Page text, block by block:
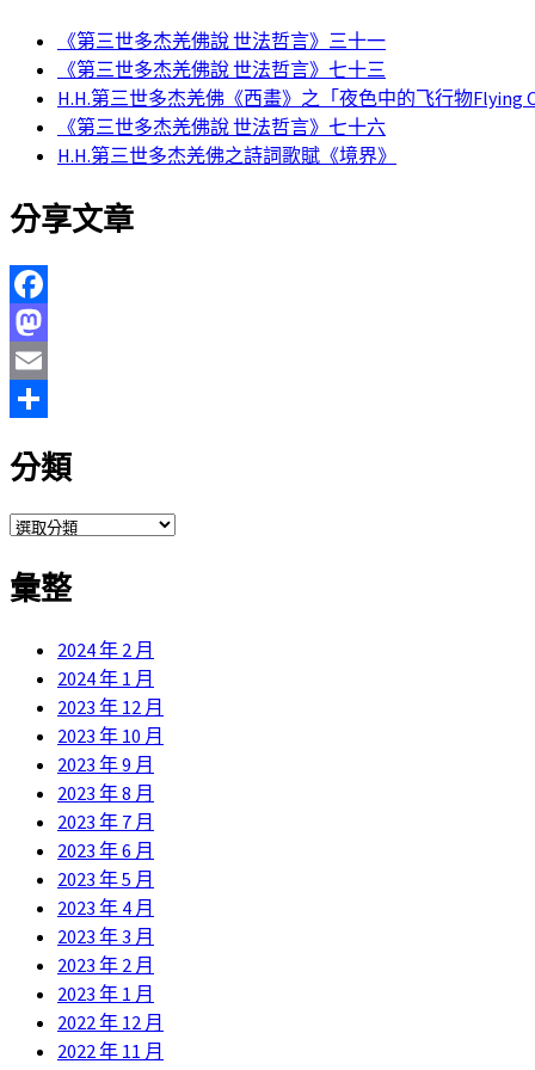
《第三世多杰羌佛說 世法哲言》三十一
《第三世多杰羌佛說 世法哲言》七十三
H.H.第三世多杰羌佛《西畫》之「夜色中的飞行物Flying
《第三世多杰羌佛說 世法哲言》七十六
H.H.第三世多杰羌佛之詩詞歌賦《境界》
分享文章
Facebook
Mastodon
Email
享
分類
分
彙整
2024 年 2 月
2024 年 1 月
2023 年 12 月
2023 年 10 月
2023 年 9 月
2023 年 8 月
2023 年 7 月
2023 年 6 月
2023 年 5 月
2023 年 4 月
2023 年 3 月
2023 年 2 月
2023 年 1 月
2022 年 12 月
2022 年 11 月